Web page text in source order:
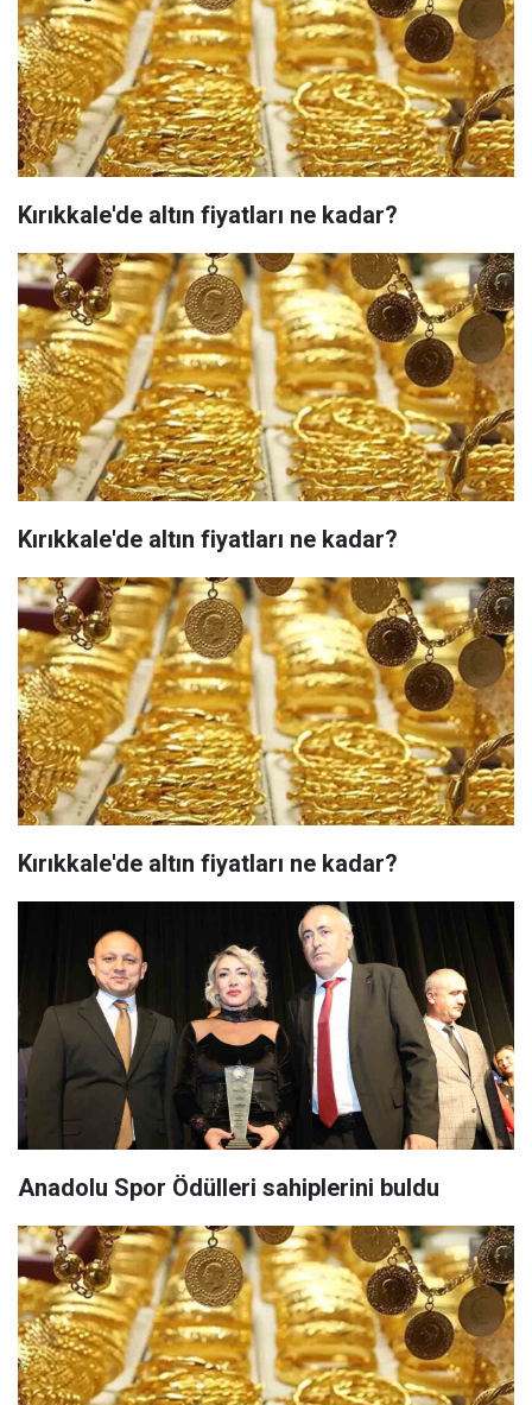
Kırıkkale'de altın fiyatları ne kadar?
Kırıkkale'de altın fiyatları ne kadar?
Kırıkkale'de altın fiyatları ne kadar?
Anadolu Spor Ödülleri sahiplerini buldu